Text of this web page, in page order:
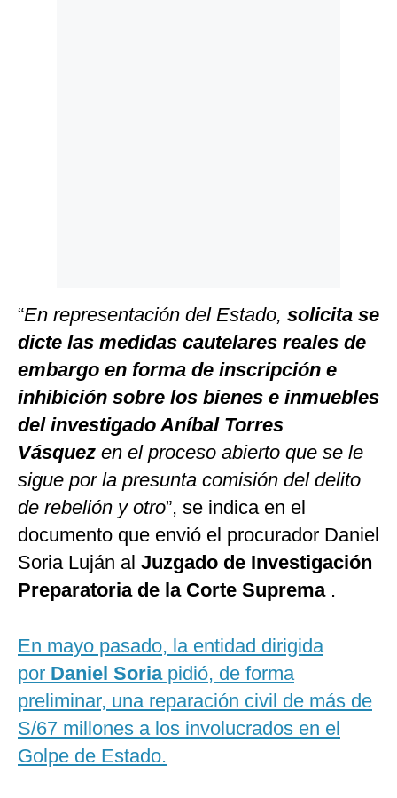
“En representación del Estado, solicita se
dicte las medidas cautelares reales de
embargo en forma de inscripción e
inhibición sobre los bienes e inmuebles
del investigado Aníbal Torres
Vásquez en el proceso abierto que se le
sigue por la presunta comisión del delito
de rebelión y otro”, se indica en el
documento que envió el procurador Daniel
Soria Luján al Juzgado de Investigación
Preparatoria de la Corte Suprema .
En mayo pasado, la entidad dirigida
por Daniel Soriapidió, de forma
preliminar, una reparación civil de más de
S/67 millones a los involucrados en el
Golpe de Estado.